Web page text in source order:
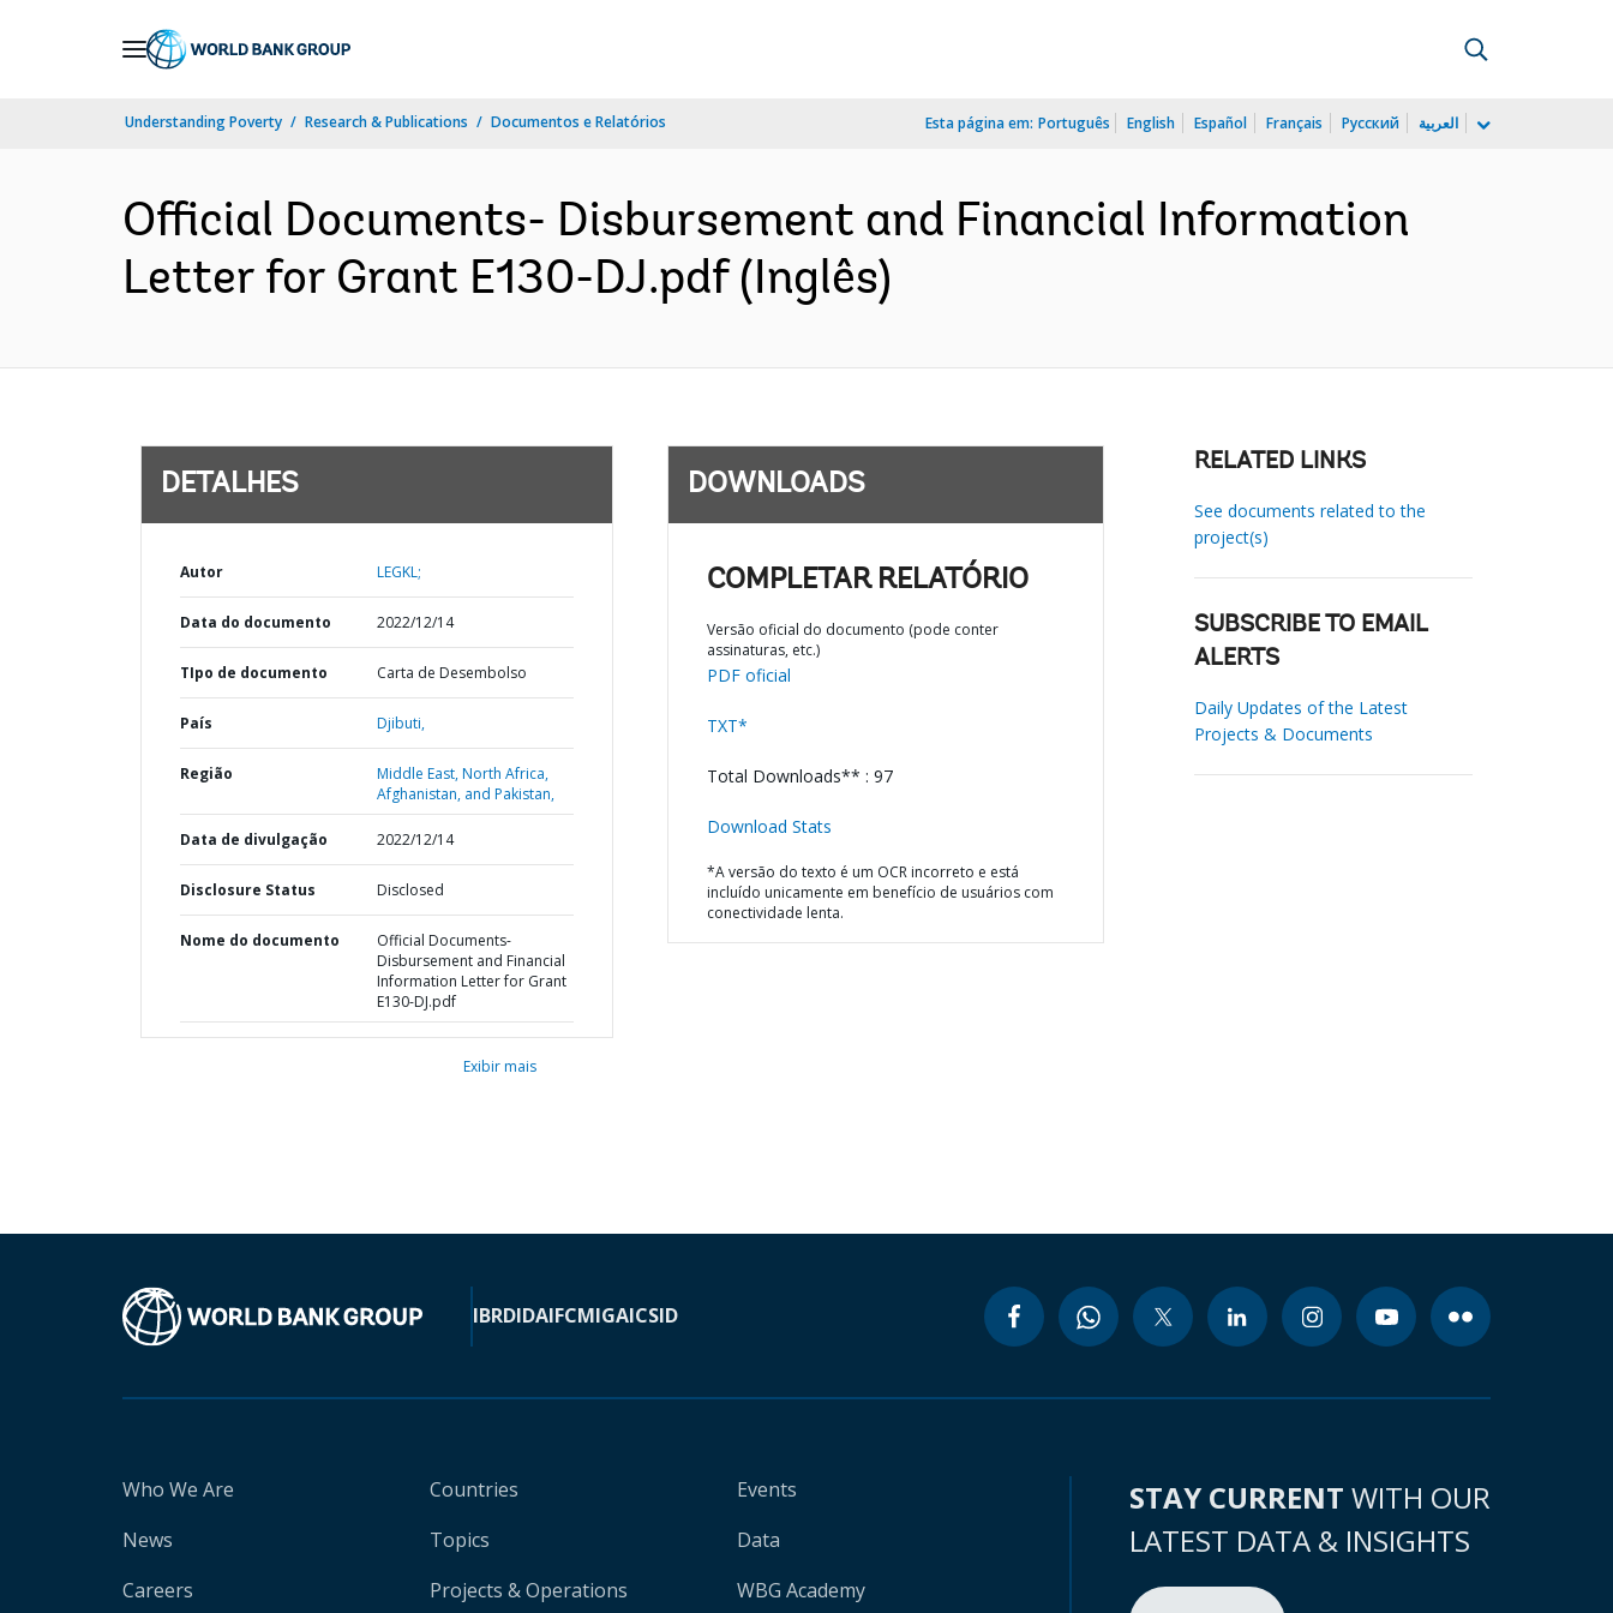
Understanding Poverty Research & Publications Documentos e Relatórios Esta página em: Português English Español Français Русский العربية
Official Documents- Disbursement and Financial Information
Letter for Grant E130-DJ.pdf (Inglês)
DETALHES
Autor LEGKL;
Data do documento 2022/12/14
TIpo de documento Carta de Desembolso
País Djibuti,
Região
Middle East, North Africa,
Afghanistan, and Pakistan,
Data de divulgação 2022/12/14
Disclosure Status Disclosed
Nome do documento
Official Documents-
Disbursement and Financial
Information Letter for Grant
E130-DJ.pdf
Exibir mais
DOWNLOADS
COMPLETAR RELATÓRIO
Versão oficial do documento (pode conter
assinaturas, etc.)
PDF oficial
TXT*
Total Downloads** : 97
Download Stats
*A versão do texto é um OCR incorreto e está
incluído unicamente em benefício de usuários com
conectividade lenta.
RELATED LINKS
See documents related to the
project(s)
SUBSCRIBE TO EMAIL
ALERTS
Daily Updates of the Latest
Projects & Documents
IBRDIDAIFCMIGAICSID
Who We Are
News
Careers
Countries
Topics
Projects & Operations
Events
Data
WBG Academy
STAY CURRENT WITH OUR
LATEST DATA & INSIGHTS